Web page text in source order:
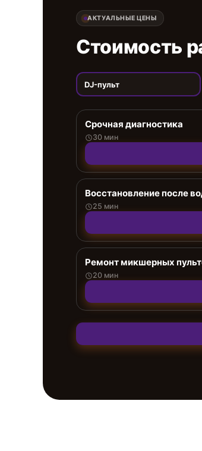
АКТУАЛЬНЫЕ ЦЕНЫ
Стоимость
DJ-пульт
Срочная диагностика
30 мин
Восстановление после
25 мин
Ремонт микшерных
20 мин